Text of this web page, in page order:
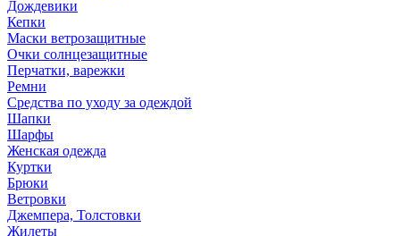
Дождевики
Кепки
Маски ветрозащитные
Очки солнцезащитные
Перчатки, варежки
Ремни
Средства по уходу за одеждой
Шапки
Шарфы
Женская одежда
Куртки
Брюки
Ветровки
Джемпера, Толстовки
Жилеты